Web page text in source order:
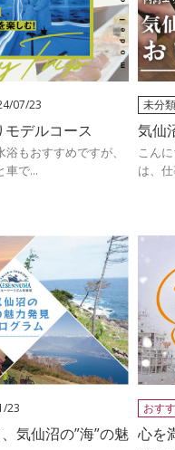
07/23
デルコース
もおすすめですが、
車で...
未分類
気仙
こん
は、
23
気仙沼の”海”の魅
おす
心を